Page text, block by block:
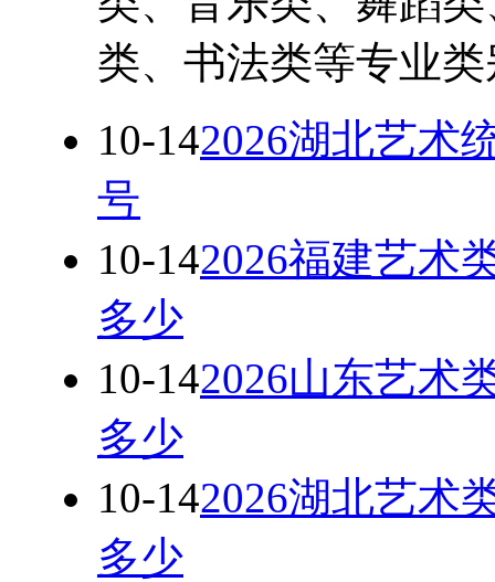
类、书法类等专业
10-142026湖北艺术
号
10-142026福建艺术
多少
10-142026山东艺术
多少
10-142026湖北艺术
多少